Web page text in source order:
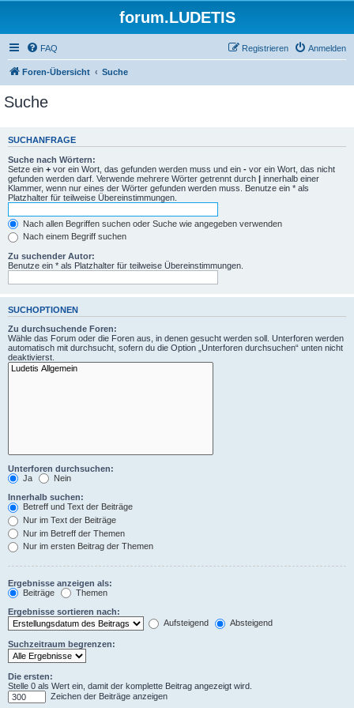
forum.LUDETIS
FAQ Anmelden
Registrieren
Foren-Übersicht Suche
Suche
SUCHANFRAGE
Suche nach Wörtern:
Setze ein + vor ein Wort, das gefunden werden muss und ein - vor ein Wort, das nicht
gefunden werden darf. Verwende mehrere Wörter getrennt durch | innerhalb einer
Klammer, wenn nur eines der Wörter gefunden werden muss. Benutze ein * als
Platzhalter für teilweise Übereinstimmungen.
Nach allen Begriffen suchen oder Suche wie angegeben verwenden
Nach einem Begriff suchen
Zu suchender Autor:
Benutze ein * als Platzhalter für teilweise Übereinstimmungen.
SUCHOPTIONEN
Zu durchsuchende Foren:
Wähle das Forum oder die Foren aus, in denen gesucht werden soll. Unterforen werden
automatisch mit durchsucht, sofern du die Option „Unterforen durchsuchen“ unten nicht
deaktivierst.
Unterforen durchsuchen:
Ja
Nein
Innerhalb suchen:
Betreff und Text der Beiträge
Nur im Text der Beiträge
Nur im Betreff der Themen
Nur im ersten Beitrag der Themen
Ergebnisse anzeigen als:
Beiträge
Themen
Ergebnisse sortieren nach:
Aufsteigend
Absteigend
Suchzeitraum begrenzen:
Die ersten:
Stelle 0 als Wert ein, damit der komplette Beitrag angezeigt wird.
Zeichen der Beiträge anzeigen